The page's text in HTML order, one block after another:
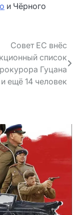
и Чёрного
Совет ЕС внёс
список
Гуцана
и ещё 14 человек